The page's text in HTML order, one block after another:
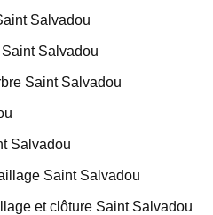
Salvadou
Salvadou
Saint Salvadou
Salvadou
Saint Salvadou
et clôture Saint Salvadou